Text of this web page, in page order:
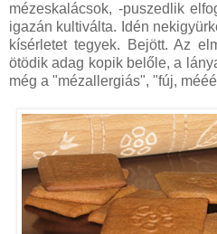
mézeskalácsok, -puszedlik
igazán kultiválta. Idén
kísérletet tegyek. Bejött. Az
ötödik adag kopik belőle, a
még a "mézallergiás", "fúj,